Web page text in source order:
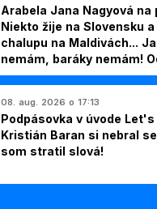
Arabela Jana Nagyová na
Niekto žije na Slovensku a
chalupu na Maldivách...
nemám, baráky nemám!
Slovákom
08. aug. 2026 o 17:13
Podpásovka v úvode Let's
Kristián Baran si nebral
som stratil slová!